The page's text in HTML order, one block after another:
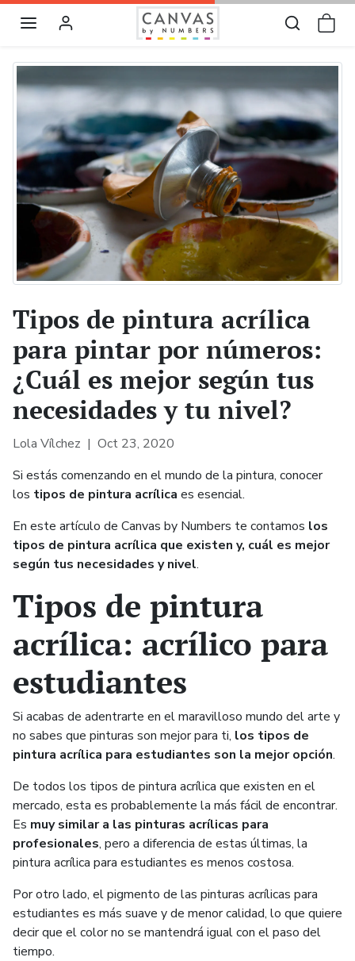
Omitir al contenido
Tipos de pintura acrílica
para pintar por números:
¿Cuál es mejor según tus
necesidades y tu nivel?
Lola Vílchez | Oct 23, 2020
Si estás comenzando en el mundo de la pintura, conocer
los tipos de pintura acrílica es esencial.
En este artículo de Canvas by Numbers te contamos los
tipos de pintura acrílica que existen y, cuál es mejor
según tus necesidades y nivel.
Tipos de pintura
acrílica: acrílico para
estudiantes
Si acabas de adentrarte en el maravilloso mundo del arte y
no sabes que pinturas son mejor para ti, los tipos de
pintura acrílica para estudiantes son la mejor opción.
De todos los tipos de pintura acrílica que existen en el
mercado, esta es probablemente la más fácil de encontrar.
Es muy similar a las pinturas acrílicas para
profesionales, pero a diferencia de estas últimas, la
pintura acrílica para estudiantes es menos costosa.
Por otro lado, el pigmento de las pinturas acrílicas para
estudiantes es más suave y de menor calidad, lo que quiere
decir que el color no se mantendrá igual con el paso del
tiempo.